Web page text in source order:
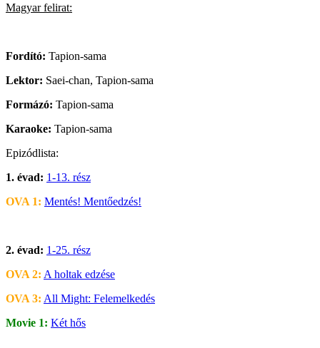
Magyar felirat:
Fordító: Tapion-sama
Lektor: Saei-chan, Tapion-sama
Formázó: Tapion-sama
Karaoke: Tapion-sama
Epizódlista:
1. évad: 1-13. rész
OVA 1: Mentés! Mentőedzés!
2. évad: 1-25. rész
OVA 2: A holtak edzése
OVA 3: All Might: Felemelkedés
Movie 1: Két hős